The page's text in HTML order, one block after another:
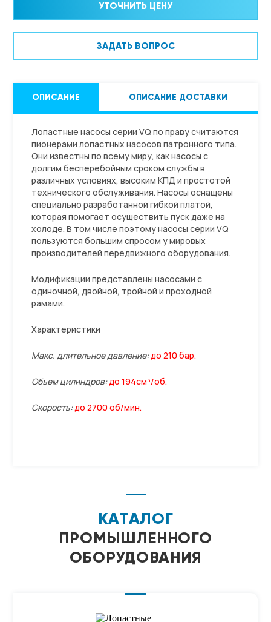
УТОЧНИТЬ ЦЕНУ
ЗАДАТЬ ВОПРОС
ОПИСАНИЕ ОПИСАНИЕ ДОСТАВКИ
Лопастные насосы серии VQ по праву считаются
пионерами лопастных насосов патронного типа.
Они известны по всему миру, как насосы с
долгим бесперебойным сроком службы в
различных условиях, высоким КПД и простотой
технического обслуживания. Насосы оснащены
специально разработанной гибкой платой,
которая помогает осуществить пуск даже на
холоде. В том числе поэтому насосы серии VQ
пользуются большим спросом у мировых
производителей передвижного оборудования.
Модификации представлены насосами с
одиночной, двойной, тройной и проходной
рамами.
Характеристики
Макс. длительное давление:до 210 бар.
Объем цилиндров:до 194см³/об.
Скорость:до 2700 об/мин.
КАТАЛОГ
ПРОМЫШЛЕННОГО
ОБОРУДОВАНИЯ